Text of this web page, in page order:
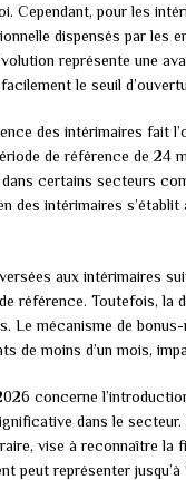
Cependant, pour les
dispensés par les
représente une
le seuil
des intérimaires fait
de référence de 24
certains secteurs
des intérimaires
aux intérimaires
référence. Toutefois, la
Le mécanisme de
de moins d’un mois,
concerne
dans le
vise à reconnaître la
peut représenter